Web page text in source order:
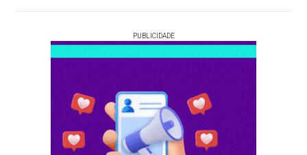
PUBLICIDADE